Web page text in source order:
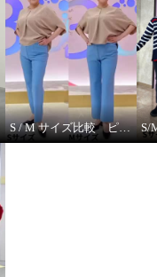
S / M サイズ比較 ピーツー